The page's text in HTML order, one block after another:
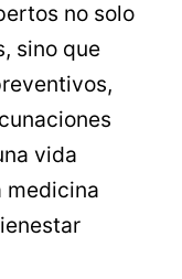
no solo
sino que
vida
medicina